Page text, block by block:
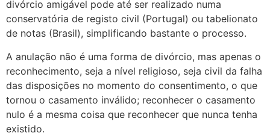
divórcio amigável pode até ser realizado numa
conservatória de registo civil (Portugal) ou tabelionato
de notas (Brasil), simplificando bastante o processo.
A anulação não é uma forma de divórcio, mas apenas o
reconhecimento, seja a nível religioso, seja civil da falha
das disposições no momento do consentimento, o que
tornou o casamento inválido; reconhecer o casamento
nulo é a mesma coisa que reconhecer que nunca tenha
existido.